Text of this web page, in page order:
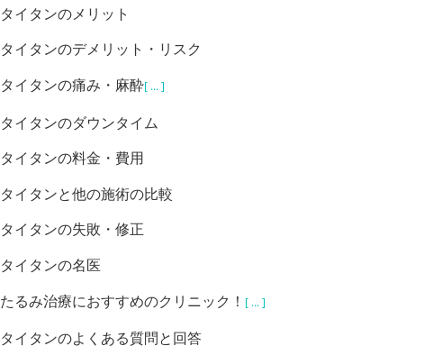
タイタンのメリット
タイタンのデメリット・リスク
タイタンの痛み・麻酔[ ... ]
タイタンのダウンタイム
タイタンの料金・費用
タイタンと他の施術の比較
タイタンの失敗・修正
タイタンの名医
たるみ治療におすすめのクリニック！ [ ... ]
タイタンのよくある質問と回答